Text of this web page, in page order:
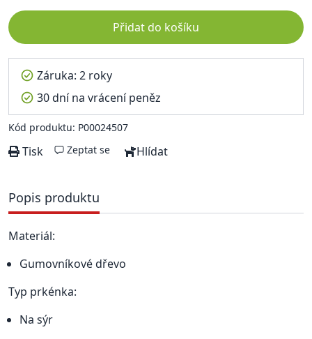
Přidat do košíku
Záruka: 2 roky
30 dní na vrácení peněz
Kód produktu: P00024507
Tisk Zeptat se Hlídat
Popis produktu
Materiál:
Gumovníkové dřevo
Typ prkénka:
Na sýr